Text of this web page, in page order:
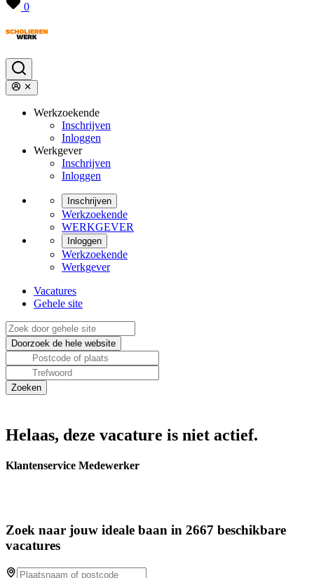
0
Werkzoekende
Inschrijven
Inloggen
Werkgever
Inschrijven
Inloggen
Inschrijven
Werkzoekende
WERKGEVER
Inloggen
Werkzoekende
Werkgever
Vacatures
Gehele site
Helaas, deze vacature is niet actief.
Klantenservice Medewerker
Zoek naar jouw ideale baan in 2667 beschikbare
vacatures